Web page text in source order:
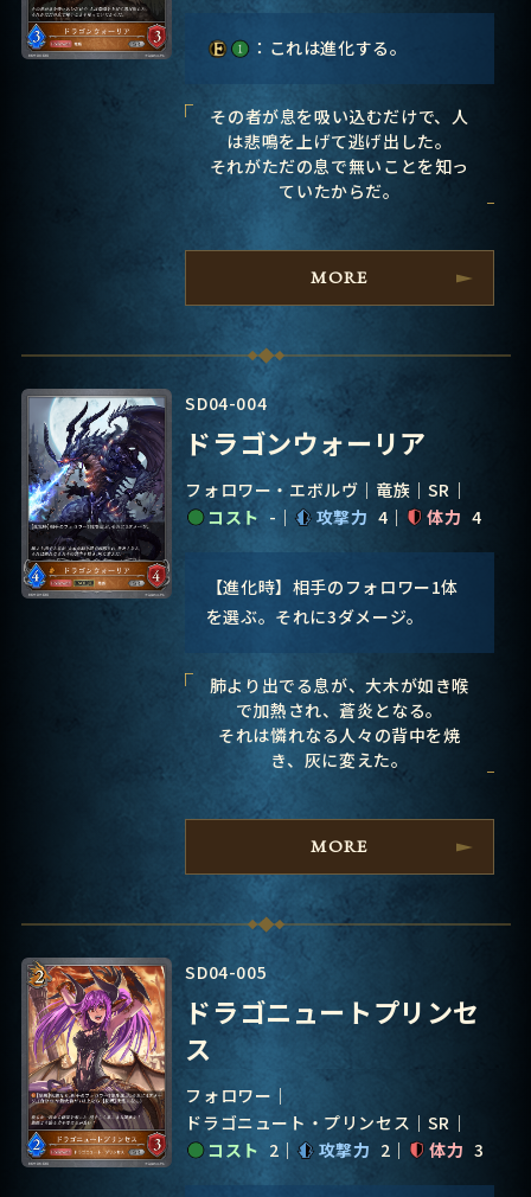
：これは進化する。
その者が息を吸い込むだけで、人
は悲鳴を上げて逃げ出した。
それがただの息で無いことを知っ
ていたからだ。
MORE
SD04-004
ドラゴンウォーリア
フォロワー・エボルヴ 竜族
SR
コスト - 攻撃力 4 体力 4
【進化時】相手のフォロワー1体
を選ぶ。それに3ダメージ。
肺より出でる息が、大木が如き喉
で加熱され、蒼炎となる。
それは憐れなる人々の背中を焼
き、灰に変えた。
MORE
SD04-005
ドラゴニュートプリンセ
ス
フォロワー
ドラゴニュート・プリンセス
SR
コスト 2 攻撃力 2 体力 3